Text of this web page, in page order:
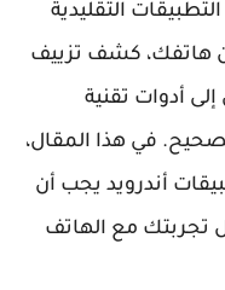
التقليدية
هاتفك، كشف تزييف
أدوات تقنية
في هذا المقال،
لكم قائمة أفضل 5 تطبيقات أندرويد يجب أن
تجربتك مع الهاتف